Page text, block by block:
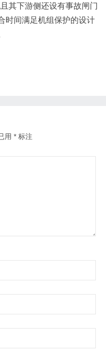
下游侧还设有事故闸门
时间满足机组保护的设计
用 * 标注